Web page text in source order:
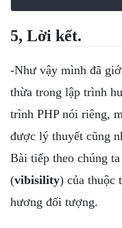
5, Lời kết.
-Như vậy mình đã
thừa trong lập trình
trình PHP nói riêng,
được lý thuyết cũng
Bài tiếp theo chúng
(vibisility) của thuộc
hương đối tượng.